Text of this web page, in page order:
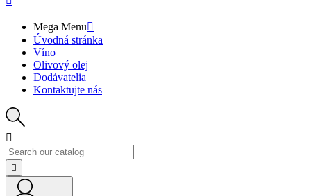
Mega Menu
Úvodná stránka
Víno
Olivový olej
Dodávatelia
Kontaktujte nás

